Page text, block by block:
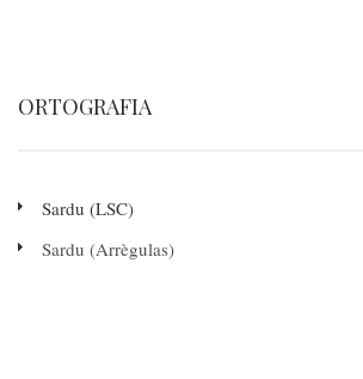
ORTOGRAFIA
Sardu (LSC)
Sardu (Arrègulas)